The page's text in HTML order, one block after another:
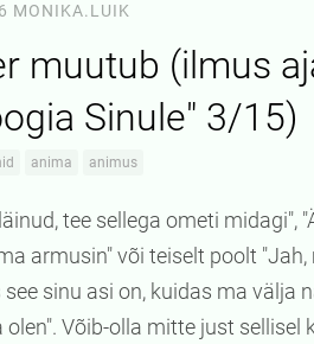
MONIKA.LUIK
muutub (ilmus
Sinule" 3/15)
anima animus
tee sellega ometi midagi",
armusin" või teiselt poolt
sinu asi on, kuidas ma välja
Võib-olla mitte just sellisel